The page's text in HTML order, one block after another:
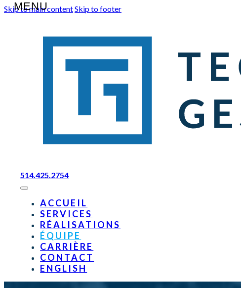
Skip to main contentSkip to footer
514.425.2754
ACCUEIL
SERVICES
RÉALISATIONS
ÉQUIPE
CARRIÈRE
CONTACT
ENGLISH